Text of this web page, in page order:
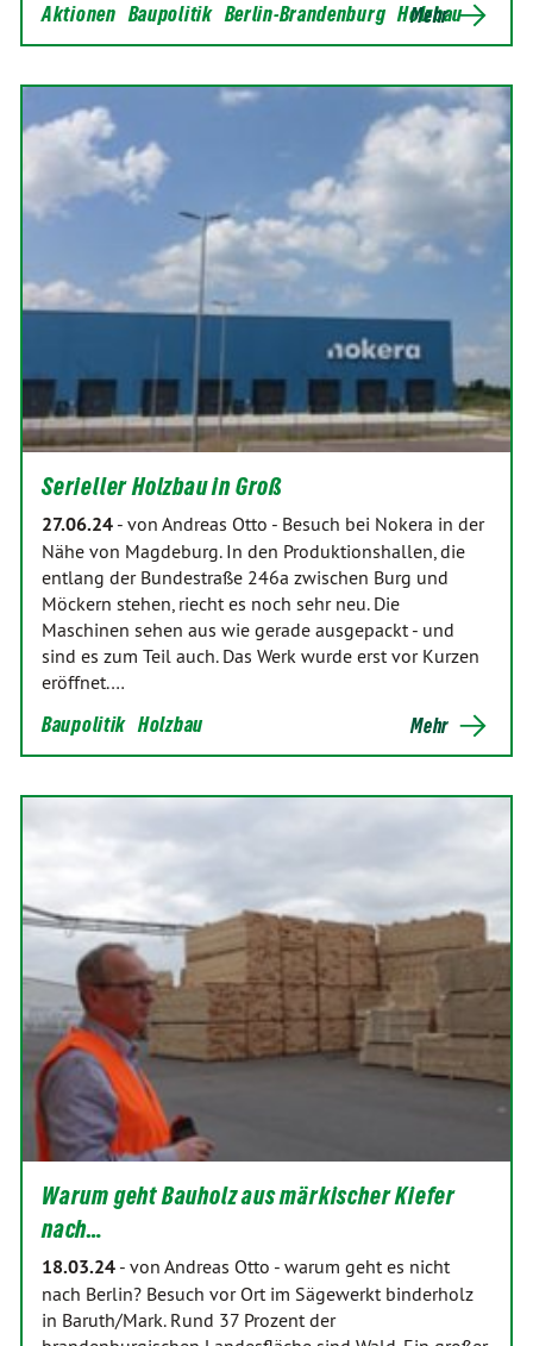
Aktionen Baupolitik Berlin-Brandenburg Holzbau
Mehr
Serieller Holzbau in Groß
27.06.24 - von Andreas Otto - Besuch bei Nokera in der
Nähe von Magdeburg. In den Produktionshallen, die
entlang der Bundestraße 246a zwischen Burg und
Möckern stehen, riecht es noch sehr neu. Die
Maschinen sehen aus wie gerade ausgepackt - und
sind es zum Teil auch. Das Werk wurde erst vor Kurzen
eröffnet.…
Baupolitik Holzbau Mehr
Warum geht Bauholz aus märkischer Kiefer
nach…
18.03.24 - von Andreas Otto - warum geht es nicht
nach Berlin? Besuch vor Ort im Sägewerkt binderholz
in Baruth/Mark. Rund 37 Prozent der